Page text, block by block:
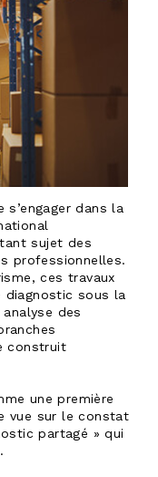
dans la
sujet des
professionnelles.
ces travaux
diagnostic sous la
des
construit
une première
vue sur le constat
partagé » qui